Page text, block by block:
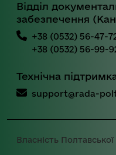
Відділ
забезпечення
+38 (0532) 56-47-
+38 (0532) 56-99-
Технічна
support@rada-
Власність Полтавської